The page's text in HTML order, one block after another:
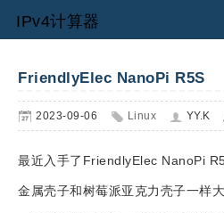
IPv4计算器
FriendlyElec NanoPi R5S
2023-09-06 Linux YY.K
最近入手了FriendlyElec NanoPi
金属壳子和树莓派亚克力壳子一样大